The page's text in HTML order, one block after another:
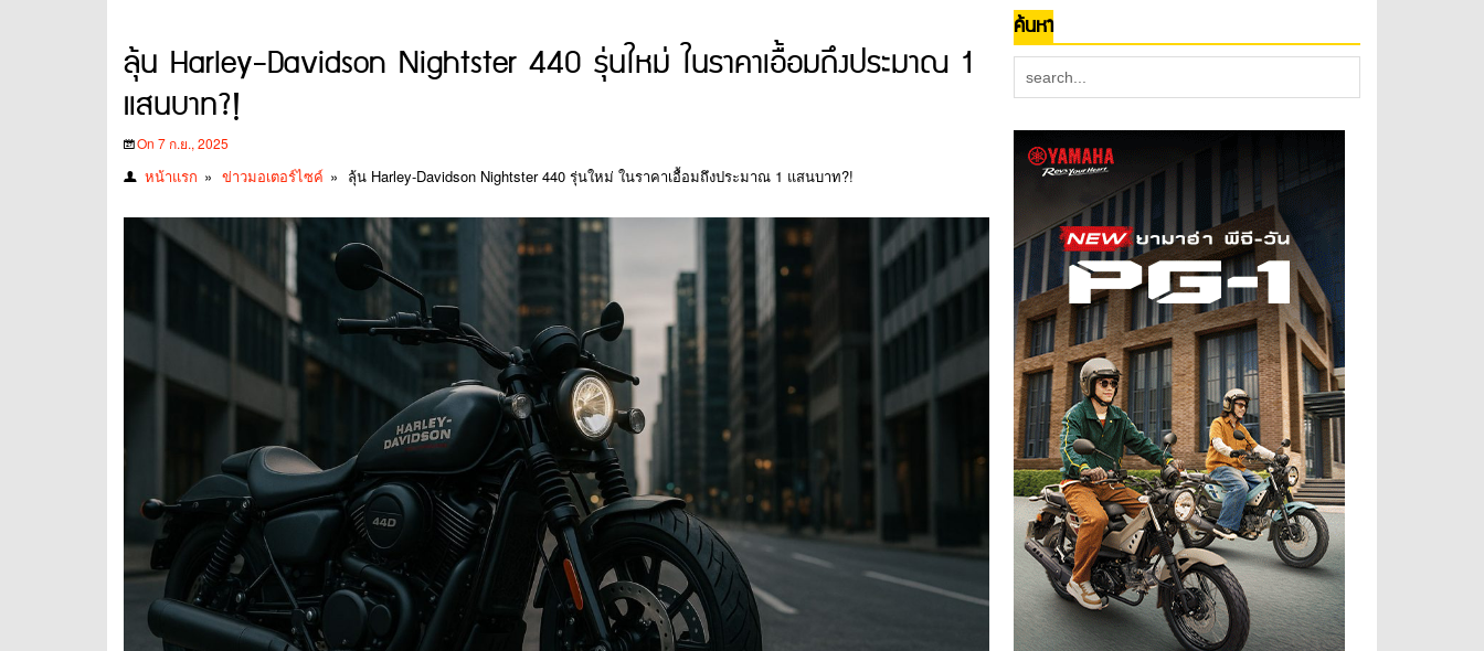
ลุ้น Harley-Davidson Nightster 440 รุ่นใหม่ ในราคาเอื้อมถึงประมาณ 1
แสนบาท?!
On 7 ก.ย., 2025
หน้าแรก » ข่าวมอเตอร์ไซค์ » ลุ้น Harley-Davidson Nightster 440 รุ่นใหม่ ในราคาเอื้อมถึงประมาณ 1 แสนบาท?!
ค้นหา